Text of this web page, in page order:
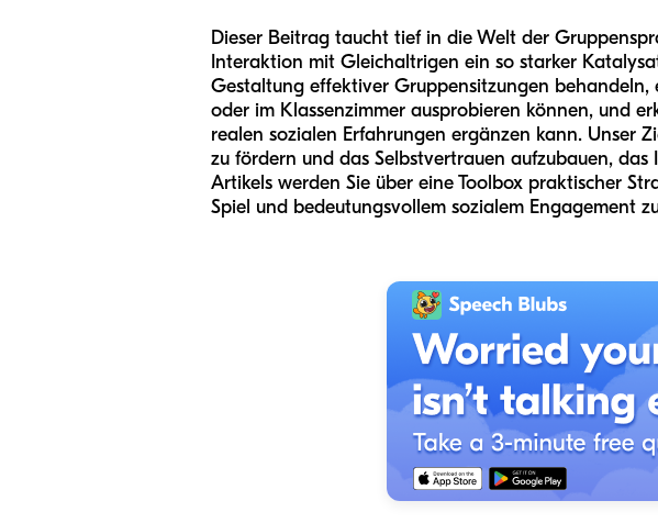
Dieser Beitrag taucht tief in die Welt der
Interaktion mit Gleichaltrigen ein so starker
Gestaltung effektiver Gruppensitzungen
oder im Klassenzimmer ausprobieren können, und
realen sozialen Erfahrungen ergänzen kann. Unser
zu fördern und das Selbstvertrauen aufzubauen,
Artikels werden Sie über eine Toolbox praktischer
Spiel und bedeutungsvollem sozialem Engagement